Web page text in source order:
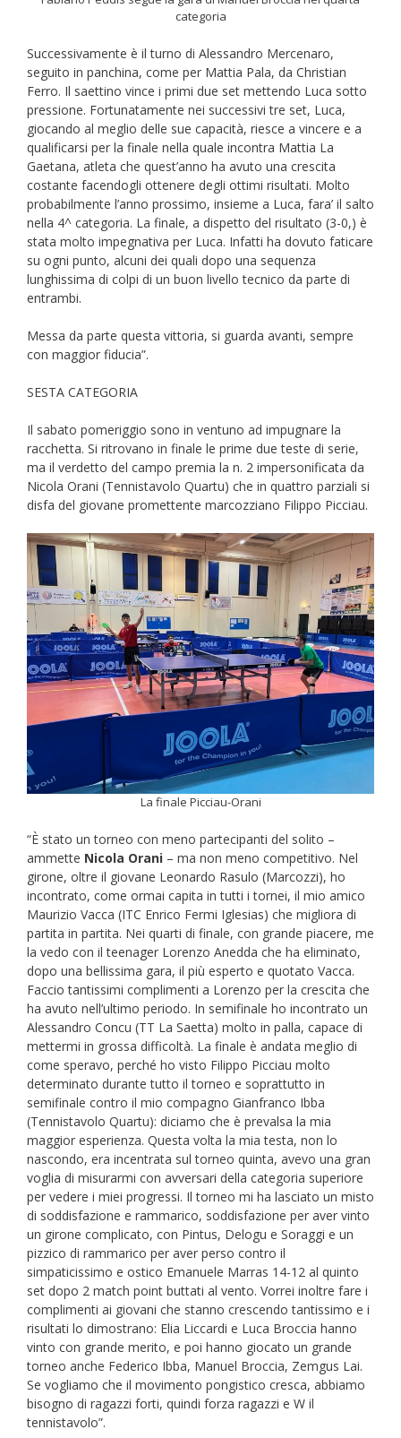
categoria
Successivamente è il turno di Alessandro Mercenaro,
seguito in panchina, come per Mattia Pala, da Christian
Ferro. Il saettino vince i primi due set mettendo Luca sotto
pressione. Fortunatamente nei successivi tre set, Luca,
giocando al meglio delle sue capacità, riesce a vincere e a
qualificarsi per la finale nella quale incontra Mattia La
Gaetana, atleta che quest’anno ha avuto una crescita
costante facendogli ottenere degli ottimi risultati. Molto
probabilmente l’anno prossimo, insieme a Luca, fara’ il salto
nella 4^ categoria. La finale, a dispetto del risultato (3-0,) è
stata molto impegnativa per Luca. Infatti ha dovuto faticare
su ogni punto, alcuni dei quali dopo una sequenza
lunghissima di colpi di un buon livello tecnico da parte di
entrambi.
Messa da parte questa vittoria, si guarda avanti, sempre
con maggior fiducia”.
SESTA CATEGORIA
Il sabato pomeriggio sono in ventuno ad impugnare la
racchetta. Si ritrovano in finale le prime due teste di serie,
ma il verdetto del campo premia la n. 2 impersonificata da
Nicola Orani (Tennistavolo Quartu) che in quattro parziali si
disfa del giovane promettente marcozziano Filippo Picciau.
La finale Picciau-Orani
“È stato un torneo con meno partecipanti del solito –
ammette Nicola Orani – ma non meno competitivo. Nel
girone, oltre il giovane Leonardo Rasulo (Marcozzi), ho
incontrato, come ormai capita in tutti i tornei, il mio amico
Maurizio Vacca (ITC Enrico Fermi Iglesias) che migliora di
partita in partita. Nei quarti di finale, con grande piacere, me
la vedo con il teenager Lorenzo Anedda che ha eliminato,
dopo una bellissima gara, il più esperto e quotato Vacca.
Faccio tantissimi complimenti a Lorenzo per la crescita che
ha avuto nell’ultimo periodo. In semifinale ho incontrato un
Alessandro Concu (TT La Saetta) molto in palla, capace di
mettermi in grossa difficoltà. La finale è andata meglio di
come speravo, perché ho visto Filippo Picciau molto
determinato durante tutto il torneo e soprattutto in
semifinale contro il mio compagno Gianfranco Ibba
(Tennistavolo Quartu): diciamo che è prevalsa la mia
maggior esperienza. Questa volta la mia testa, non lo
nascondo, era incentrata sul torneo quinta, avevo una gran
voglia di misurarmi con avversari della categoria superiore
per vedere i miei progressi. Il torneo mi ha lasciato un misto
di soddisfazione e rammarico, soddisfazione per aver vinto
un girone complicato, con Pintus, Delogu e Soraggi e un
pizzico di rammarico per aver perso contro il
simpaticissimo e ostico Emanuele Marras 14-12 al quinto
set dopo 2 match point buttati al vento. Vorrei inoltre fare i
complimenti ai giovani che stanno crescendo tantissimo e i
risultati lo dimostrano: Elia Liccardi e Luca Broccia hanno
vinto con grande merito, e poi hanno giocato un grande
torneo anche Federico Ibba, Manuel Broccia, Zemgus Lai.
Se vogliamo che il movimento pongistico cresca, abbiamo
bisogno di ragazzi forti, quindi forza ragazzi e W il
tennistavolo”.